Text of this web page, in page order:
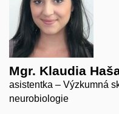
Mgr. Klaudia
asistentka – Výzkumná
neurobiologie